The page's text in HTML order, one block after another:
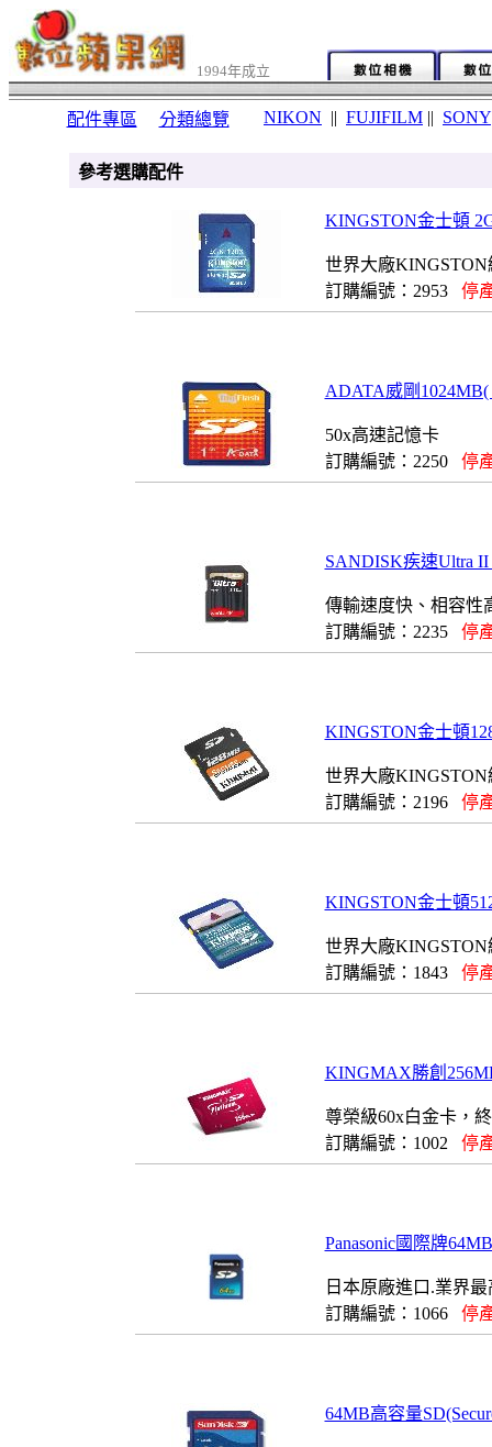
1994年成立
配件專區 分類總覽 NIKON || FUJIFILM || SONY
參考選購配件
KINGSTON金士頓
世界大廠KINGSTON
訂購編號：2953 停
ADATA威剛1024MB(
50x高速記憶卡
訂購編號：2250 停
SANDISK疾速Ultra
傳輸速度快、相容性
訂購編號：2235 停
KINGSTON金士頓
世界大廠KINGSTON
訂購編號：2196 停
KINGSTON金士頓
世界大廠KINGSTON
訂購編號：1843 停
KINGMAX勝創
尊榮級60x白金卡，
訂購編號：1002 停
Panasonic國際牌
日本原廠進口.業界
訂購編號：1066 停
64MB高容量